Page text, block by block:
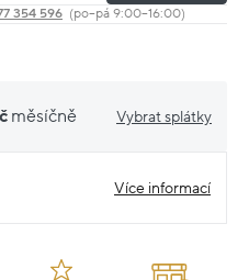
354 596 (po–pá 9:00–16:00)
měsíčně Vybrat splátky
Více informací